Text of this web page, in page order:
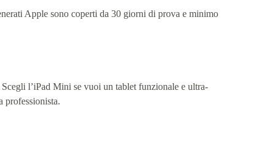
Apple sono coperti da 30 giorni di prova e minimo
l’iPad Mini se vuoi un tablet funzionale e ultra-
professionista.